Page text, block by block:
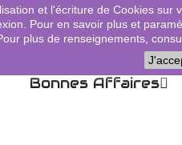
Bonnes Affaires
et l'écriture de Cookies
Pour en savoir plus et
plus de renseignements,